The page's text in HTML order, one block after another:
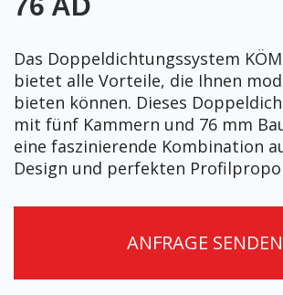
Das Doppeldichtungssystem
bietet alle Vorteile, die Ihnen
bieten können. Dieses
mit fünf Kammern und 76 mm
eine faszinierende Kombination
Design und perfekten
ANFRAGE SENDEN